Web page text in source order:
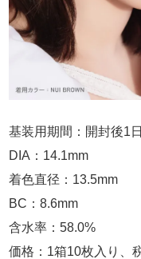
基装用期間：開封後1日
DIA：14.1mm
着色直径：13.5mm
BC：8.6mm
含水率：58.0%
価格：1箱10枚入り、